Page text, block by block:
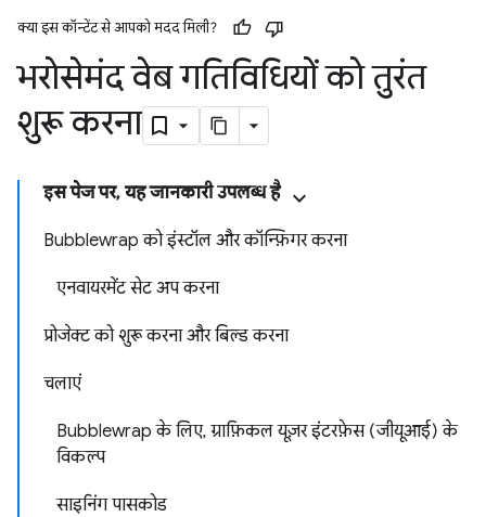
क्या इस कॉन्टेंट से आपको मदद मिली?
भरोसेमंद वेब गतिविधियों को तुरंत
शुरू करना
इस पेज पर, यह जानकारी उपलब्ध है
Bubblewrap को इंस्टॉल और कॉन्फ़िगर करना
एनवायरमेंट सेट अप करना
प्रोजेक्ट को शुरू करना और बिल्ड करना
चलाएं
Bubblewrap के लिए, ग्राफ़िकल यूज़र इंटरफ़ेस (जीयूआई) के
विकल्प
साइनिंग पासकोड